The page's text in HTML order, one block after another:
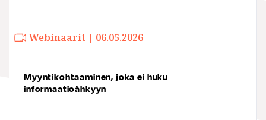
Webinaarit | 06.05.2026
Myyntikohtaaminen, joka ei huku
informaatioähkyyn